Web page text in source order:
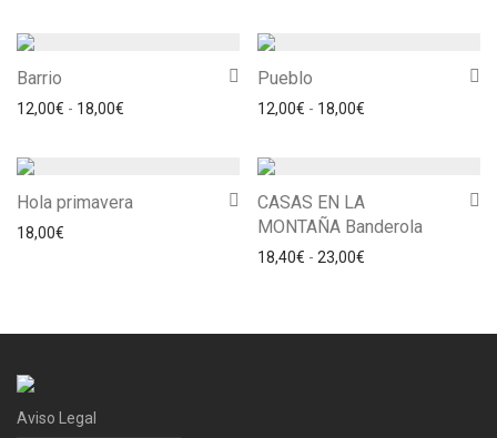
Barrio
12,00€ - 18,00€ Rango de precios: desde 12,00€ hasta 18,00€
Pueblo
12,00€ - 18,00€
Hola primavera
18,00€
CASAS EN LA
MONTAÑA Banderola
18,40€ - 23,00€
Aviso Legal